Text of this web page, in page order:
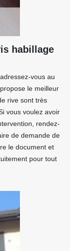
habillage
vous au
le meilleur
rive sont très
vous voulez avoir
rendez-
de demande de
le document et
pour tout